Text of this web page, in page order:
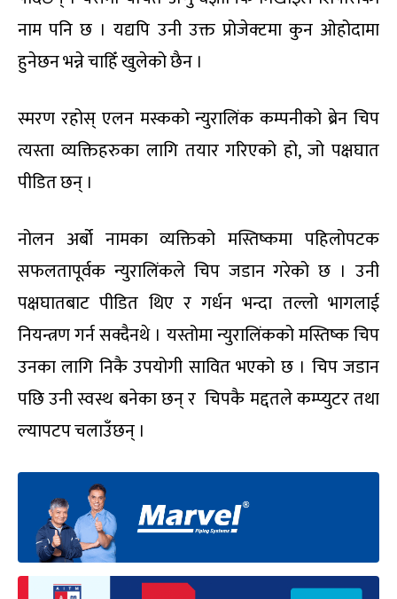
नाम पनि छ । यद्यपि उनी उक्त प्रोजेक्टमा कुन ओहोदामा
हुनेछन भन्ने चाहिँ खुलेको छैन ।
स्मरण रहोस् एलन मस्कको न्युरालिंक कम्पनीको ब्रेन चिप
त्यस्ता व्यक्तिहरुका लागि तयार गरिएको हो, जो पक्षघात
पीडित छन् ।
नोलन अर्बो नामका व्यक्तिको मस्तिष्कमा पहिलोपटक
सफलतापूर्वक न्युरालिंकले चिप जडान गरेको छ । उनी
पक्षघातबाट पीडित थिए र गर्धन भन्दा तल्लो भागलाई
नियन्त्रण गर्न सक्दैनथे । यस्तोमा न्युरालिंकको मस्तिष्क चिप
उनका लागि निकै उपयोगी सावित भएको छ । चिप जडान
पछि उनी स्वस्थ बनेका छन् र चिपकै मद्दतले कम्प्युटर तथा
ल्यापटप चलाउँछन् ।